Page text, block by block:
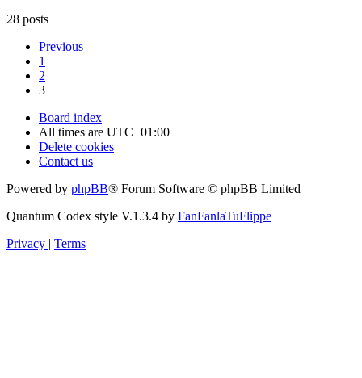
28 posts
Previous
1
2
3
Board index
All times are UTC+01:00
Delete cookies
Contact us
Powered by phpBB® Forum Software © phpBB Limited
Quantum Codex style V.1.3.4 by FanFanlaTuFlippe
Privacy | Terms